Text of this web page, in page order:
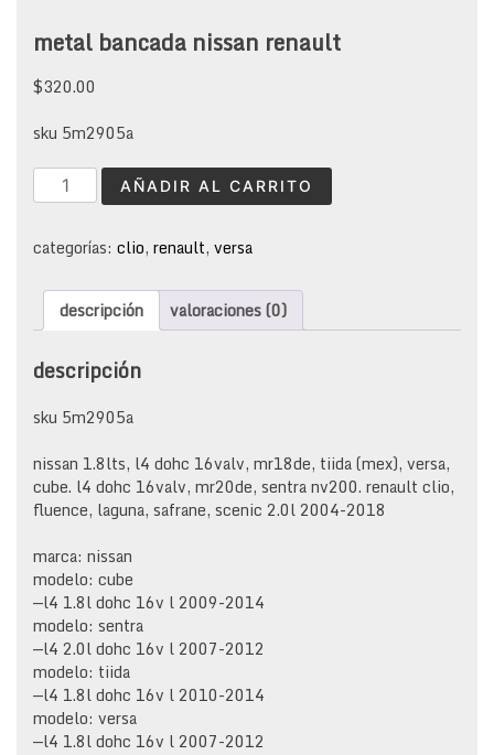
metal bancada nissan renault
$320.00
sku 5m2905a
metal
bancada
renault
AÑADIR AL CARRITO
categorías: clio, renault, versa
descripción valoraciones (0)
descripción
sku 5m2905a
nissan 1.8lts, l4 dohc 16valv, mr18de, tiida (mex), versa,
cube. l4 dohc 16valv, mr20de, sentra nv200. renault clio,
fluence, laguna, safrane, scenic 2.0l 2004-2018
marca: nissan
modelo: cube
—l4 1.8l dohc 16v l 2009-2014
modelo: sentra
—l4 2.0l dohc 16v l 2007-2012
modelo: tiida
—l4 1.8l dohc 16v l 2010-2014
modelo: versa
—l4 1.8l dohc 16v l 2007-2012